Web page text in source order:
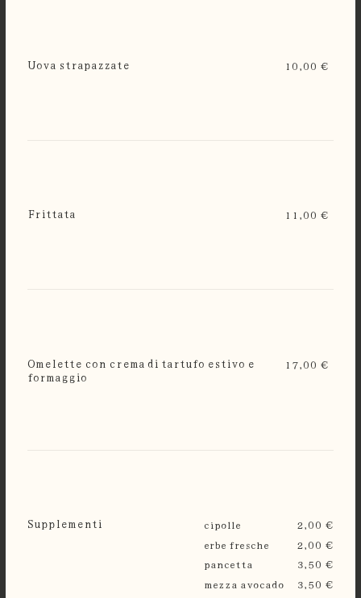
Uova strapazzate 10,00 €
Frittata 11,00 €
Omelette con crema di tartufo estivo e
formaggio
17,00 €
Supplementi cipolle
2,00 €
erbe fresche
2,00 €
pancetta
3,50 €
mezza avocado
3,50 €